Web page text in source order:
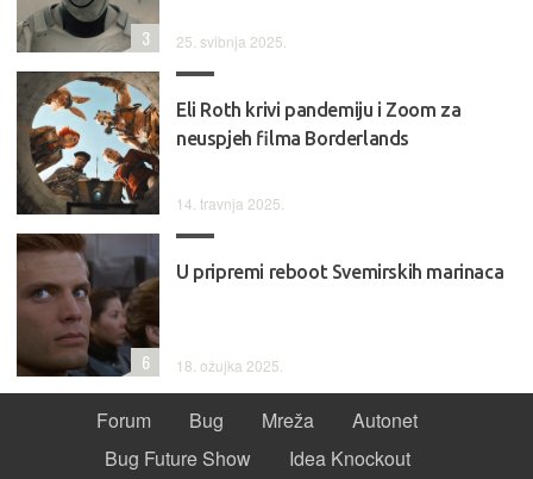
25. svibnja 2025.
3
Eli Roth krivi pandemiju i Zoom za
neuspjeh filma Borderlands
14. travnja 2025.
U pripremi reboot Svemirskih marinaca
18. ožujka 2025.
6
Forum Bug Mreža
Autonet
Bug Future Show
Idea Knockout